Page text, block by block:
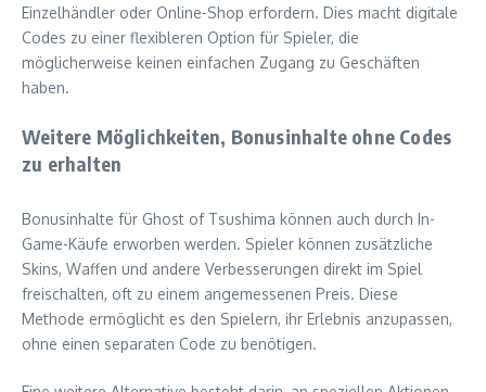
Einzelhändler oder Online-Shop erfordern. Dies macht digitale
Codes zu einer flexibleren Option für Spieler, die
möglicherweise keinen einfachen Zugang zu Geschäften
haben.
Weitere Möglichkeiten, Bonusinhalte ohne Codes
zu erhalten
Bonusinhalte für Ghost of Tsushima können auch durch In-
Game-Käufe erworben werden. Spieler können zusätzliche
Skins, Waffen und andere Verbesserungen direkt im Spiel
freischalten, oft zu einem angemessenen Preis. Diese
Methode ermöglicht es den Spielern, ihr Erlebnis anzupassen,
ohne einen separaten Code zu benötigen.